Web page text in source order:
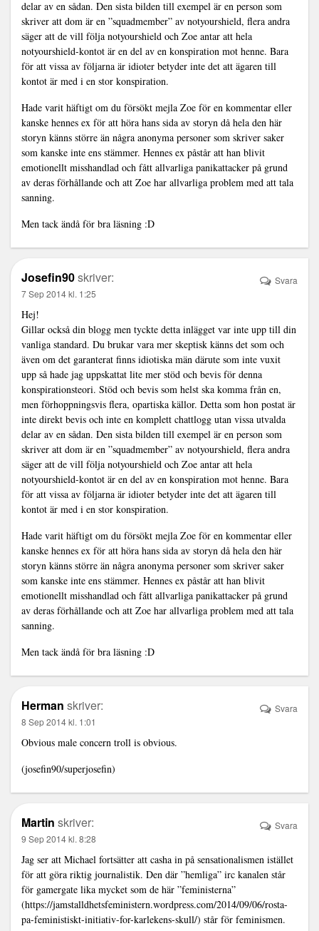
delar av en sådan. Den sista bilden till exempel är en person som
skriver att dom är en ”squadmember” av notyourshield, flera andra
säger att de vill följa notyourshield och Zoe antar att hela
notyourshield-kontot är en del av en konspiration mot henne. Bara
för att vissa av följarna är idioter betyder inte det att ägaren till
kontot är med i en stor konspiration.
Hade varit häftigt om du försökt mejla Zoe för en kommentar eller
kanske hennes ex för att höra hans sida av storyn då hela den här
storyn känns större än några anonyma personer som skriver saker
som kanske inte ens stämmer. Hennes ex påstår att han blivit
emotionellt misshandlad och fått allvarliga panikattacker på grund
av deras förhållande och att Zoe har allvarliga problem med att tala
sanning.
Men tack ändå för bra läsning :D
Josefin90skriver:
7 Sep 2014 kl. 1:25
Hej!
Gillar också din blogg men tyckte detta inlägget var inte upp till din
vanliga standard. Du brukar vara mer skeptisk känns det som och
även om det garanterat finns idiotiska män därute som inte vuxit
upp så hade jag uppskattat lite mer stöd och bevis för denna
konspirationsteori. Stöd och bevis som helst ska komma från en,
men förhoppningsvis flera, opartiska källor. Detta som hon postat är
inte direkt bevis och inte en komplett chattlogg utan vissa utvalda
delar av en sådan. Den sista bilden till exempel är en person som
skriver att dom är en ”squadmember” av notyourshield, flera andra
säger att de vill följa notyourshield och Zoe antar att hela
notyourshield-kontot är en del av en konspiration mot henne. Bara
för att vissa av följarna är idioter betyder inte det att ägaren till
kontot är med i en stor konspiration.
Hade varit häftigt om du försökt mejla Zoe för en kommentar eller
kanske hennes ex för att höra hans sida av storyn då hela den här
storyn känns större än några anonyma personer som skriver saker
som kanske inte ens stämmer. Hennes ex påstår att han blivit
emotionellt misshandlad och fått allvarliga panikattacker på grund
av deras förhållande och att Zoe har allvarliga problem med att tala
sanning.
Men tack ändå för bra läsning :D
Svara
Herman skriver:
8 Sep 2014 kl. 1:01
Obvious male concern troll is obvious.
(josefin90/superjosefin)
Svara
Martin skriver:
9 Sep 2014 kl. 8:28
Jag ser att Michael fortsätter att casha in på sensationalismen istället
för att göra riktig journalistik. Den där ”hemliga” irc kanalen står
för gamergate lika mycket som de här ”feministerna”
(https://jamstalldhetsfeministern.wordpress.com/2014/09/06/rosta-
pa-feministiskt-initiativ-for-karlekens-skull/) står för feminismen.
Svara